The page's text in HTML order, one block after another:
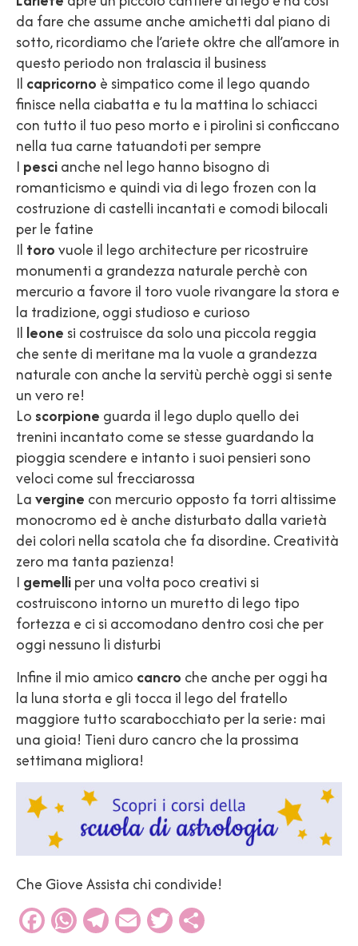
da fare che assume anche amichetti dal piano di
sotto, ricordiamo che l’ariete oktre che all’amore in
questo periodo non tralascia il business
Il capricorno è simpatico come il lego quando
finisce nella ciabatta e tu la mattina lo schiacci
con tutto il tuo peso morto e i pirolini si conficcano
nella tua carne tatuandoti per sempre
I pescianche nel lego hanno bisogno di
romanticismo e quindi via di lego frozen con la
costruzione di castelli incantati e comodi bilocali
per le fatine
Il torovuole il lego architecture per ricostruire
monumenti a grandezza naturale perchè con
mercurio a favore il toro vuole rivangare la stora e
la tradizione, oggi studioso e curioso
Il leone si costruisce da solo una piccola reggia
che sente di meritane ma la vuole a grandezza
naturale con anche la servitù perchè oggi si sente
un vero re!
Lo scorpione guarda il lego duplo quello dei
trenini incantato come se stesse guardando la
pioggia scendere e intanto i suoi pensieri sono
veloci come sul frecciarossa
Lavergine con mercurio opposto fa torri altissime
monocromo ed è anche disturbato dalla varietà
dei colori nella scatola che fa disordine. Creatività
zero ma tanta pazienza!
I gemelliper una volta poco creativi si
costruiscono intorno un muretto di lego tipo
fortezza e ci si accomodano dentro cosi che per
oggi nessuno li disturbi
Infine il mio amico cancro che anche per oggi ha
la luna storta e gli tocca il lego del fratello
maggiore tutto scarabocchiato per la serie: mai
una gioia! Tieni duro cancro che la prossima
settimana migliora!
Che Giove Assista chi condivide!
Facebook
WhatsApp
Telegram
EmailTwitter